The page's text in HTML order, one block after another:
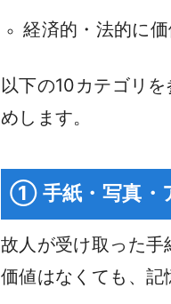
経済的・法的に
以下の10カテゴリ
めします。
① 手紙・写真・
故人が受け取った
価値はなくても、記